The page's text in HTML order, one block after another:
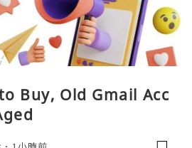
Buy, Old Gmail Acc